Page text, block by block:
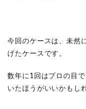
今回のケースは、未然
げたケースです。
数年に1回はプロの目
いたほうがいいかもし